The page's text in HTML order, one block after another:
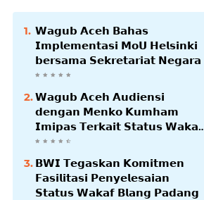
𝗪𝗮𝗴𝘂𝗯 𝗔𝗰𝗲𝗵 𝗕𝗮𝗵𝗮𝘀
𝗜𝗺𝗽𝗹𝗲𝗺𝗲𝗻𝘁𝗮𝘀𝗶 𝗠𝗼𝗨 𝗛𝗲𝗹𝘀𝗶𝗻𝗸𝗶
𝗯𝗲𝗿𝘀𝗮𝗺𝗮 𝗦𝗲𝗸𝗿𝗲𝘁𝗮𝗿𝗶𝗮𝘁 𝗡𝗲𝗴𝗮𝗿𝗮
𝗪𝗮𝗴𝘂𝗯 𝗔𝗰𝗲𝗵 𝗔𝘂𝗱𝗶𝗲𝗻𝘀𝗶
𝗱𝗲𝗻𝗴𝗮𝗻 𝗠𝗲𝗻𝗸𝗼 𝗞𝘂𝗺𝗵𝗮𝗺
𝗜𝗺𝗶𝗽𝗮𝘀 𝗧𝗲𝗿𝗸𝗮𝗶𝘁 𝗦𝘁𝗮𝘁𝘂𝘀 𝗪𝗮𝗸𝗮𝗳
𝗕𝗹𝗮𝗻𝗴𝗽𝗮𝗱𝗮𝗻𝗴
𝗕𝗪𝗜 𝗧𝗲𝗴𝗮𝘀𝗸𝗮𝗻 𝗞𝗼𝗺𝗶𝘁𝗺𝗲𝗻
𝗙𝗮𝘀𝗶𝗹𝗶𝘁𝗮𝘀𝗶 𝗣𝗲𝗻𝘆𝗲𝗹𝗲𝘀𝗮𝗶𝗮𝗻
𝗦𝘁𝗮𝘁𝘂𝘀 𝗪𝗮𝗸𝗮𝗳 𝗕𝗹𝗮𝗻𝗴 𝗣𝗮𝗱𝗮𝗻𝗴